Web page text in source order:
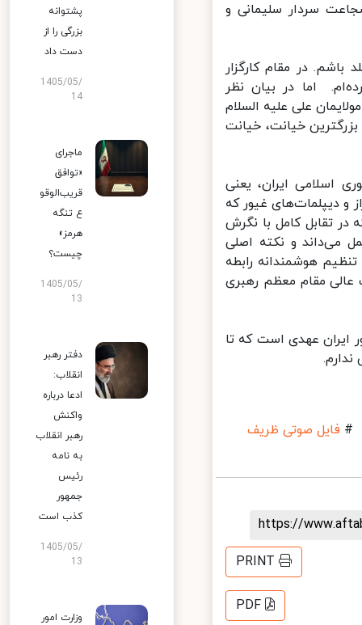
سردار سلیمانی و
باشم. در مقام کارگزار
اما در بیان نظر
علی علیه السلام
خیانت، خیانت
ایران، یعنی
و دیپلمات‌های غیور که
تقابل کامل با نگرش
می‌داند و نکته اصلی
هوشمندانه رابطه
مقام معظم رهبری
عهدی است که تا
فایل صوتی ظریف
https://
PRINT
PDF
پشتوانه
بزرگی را از
دست داد
1405/05/
14
ماجرای
«توافق
قریب‌الوقو
ع تنگه
هرمز»
چیست؟
1405/05/
13
دفتر رهبر
انقلاب:
ادعا درباره
واکنش
رهبر انقلاب
به نامه
رئیس
جمهور
کذب است
1405/05/
13
وزارت امور